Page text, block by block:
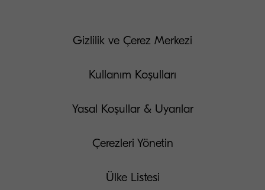
Gizlilik ve Çerez Merkezi
Kullanım Koşulları
Yasal Koşullar & Uyarılar
Çerezleri Yönetin
Ülke Listesi